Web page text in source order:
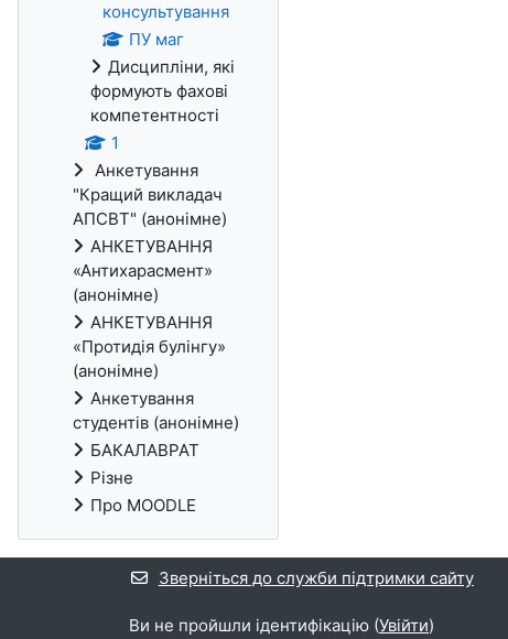
консультування
ПУ маг
Дисципліни, які
формують фахові
компетентності
1
Анкетування
"Кращий викладач
АПСВТ" (анонімне)
АНКЕТУВАННЯ
«Антихарасмент»
(анонімне)
АНКЕТУВАННЯ
«Протидія булінгу»
(анонімне)
Анкетування
студентів (анонімне)
БАКАЛАВРАТ
Різне
Про MOODLE
Зверніться до служби підтримки сайту
Ви не пройшли ідентифікацію (Увійти)